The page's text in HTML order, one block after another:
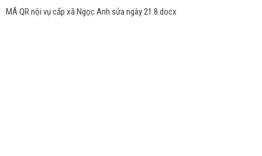
MÃ QR nội vụ cấp xã Ngọc Anh sửa ngày 21.8.docx